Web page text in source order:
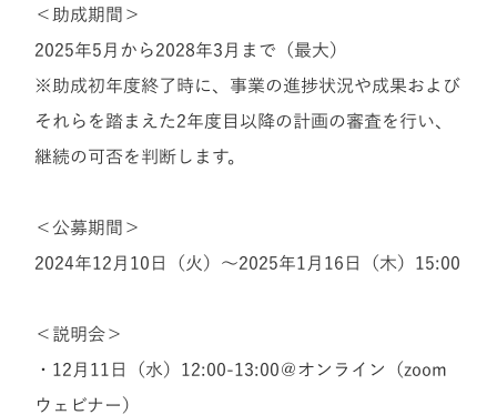
＜助成期間＞
2025年5月から2028年3月まで（最大）
※助成初年度終了時に、事業の進捗状況や成果および
それらを踏まえた2年度目以降の計画の審査を行い、
継続の可否を判断します。
＜公募期間＞
2024年12月10日（火）〜2025年1月16日（木）15:00
＜説明会＞
・12月11日（水）12:00-13:00＠オンライン（zoom
ウェビナー）